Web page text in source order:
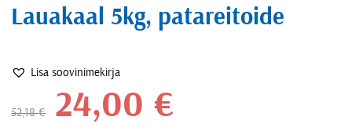
Lauakaal 5kg, patareitoide
Lisa soovinimekirja
52,18€ 24,00 €